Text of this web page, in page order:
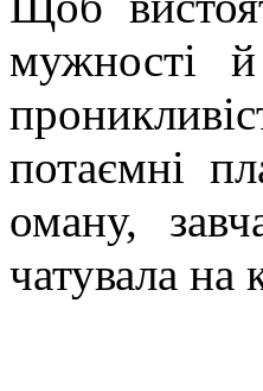
мужності
потаємні
оману,
чатувала на